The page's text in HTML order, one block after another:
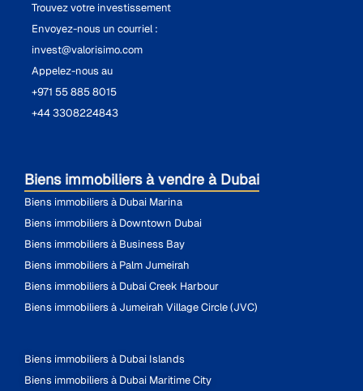
Trouvez votre investissement
Envoyez-nous un courriel :
invest@valorisimo.com
Appelez-nous au
+971 55 885 8015
+44 3308224843
Biens immobiliers à vendre à Dubai
Biens immobiliers à Dubai Marina
Biens immobiliers à Downtown Dubai
Biens immobiliers à Business Bay
Biens immobiliers à Palm Jumeirah
Biens immobiliers à Dubai Creek Harbour
Biens immobiliers à Jumeirah Village Circle (JVC)
Biens immobiliers à Dubai Islands
Biens immobiliers à Dubai Maritime City